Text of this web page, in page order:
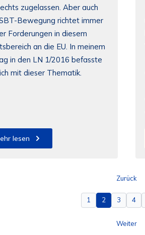
zugelassen. Aber auch
Bewegung richtet immer
Forderungen in diesem
an die EU. In meinem
in den LN 1/2016 befasste
mit dieser Thematik.
lesen
Zurück
1 2 3 4
Weiter